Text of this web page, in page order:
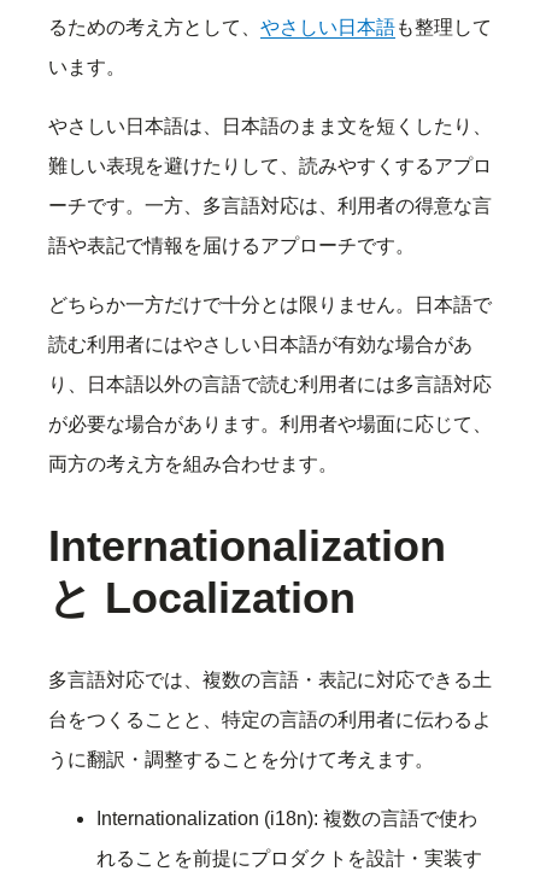
るための考え方として、 やさしい日本語も整理して
います。
やさしい日本語は、日本語のまま文を短くしたり、
難しい表現を避けたりして、読みやすくするアプロ
ーチです。一方、多言語対応は、利用者の得意な言
語や表記で情報を届けるアプローチです。
どちらか一方だけで十分とは限りません。日本語で
読む利用者にはやさしい日本語が有効な場合があ
り、日本語以外の言語で読む利用者には多言語対応
が必要な場合があります。利用者や場面に応じて、
両方の考え方を組み合わせます。
Internationalization
と Localization
多言語対応では、複数の言語・表記に対応できる土
台をつくることと、特定の言語の利用者に伝わるよ
うに翻訳・調整することを分けて考えます。
Internationalization (i18n): 複数の言語で使わ
れることを前提にプロダクトを設計・実装す